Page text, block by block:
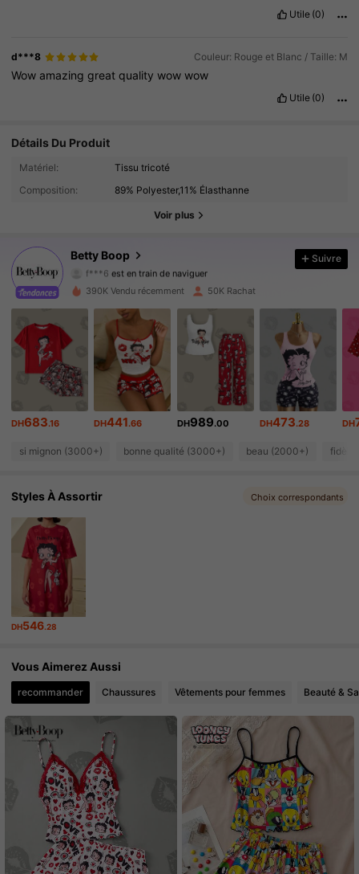
Utile (0)
d***8 Couleur: Rouge et Blanc / Taille: M
Wow amazinggreatqualitywowwow
Utile (0)
Détails Du Produit
Matériel:
Tissu tricoté
Composition:
89% Polyester,11% Élasthanne
Voir plus
Betty Boop
53K Suiveurs
53K Suiveurs
f***6 est en train de naviguer
4.81
53K Suiveurs
53K Suiveurs
4.81 53K Suiveurs
53K Suiveurs
Suivre
390K Vendu récemment 50K Rachat
DH683.16 DH441.66 DH989.00 DH473.28 DH
si mignon (3000+) bonne qualité (3000+) beau (2000+) fidèle
Styles À Assortir Choix correspondants
DH546.28
Vous Aimerez Aussi
recommander Chaussures Vêtements pour femmes Beauté &